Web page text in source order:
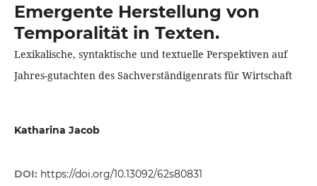
Emergente Herstellung von
Temporalität in Texten.
Lexikalische, syntaktische und textuelle Perspektiven auf
Jahres-gutachten des Sachverständigenrats für Wirtschaft
Katharina Jacob
DOI: https://doi.org/10.13092/62s80831